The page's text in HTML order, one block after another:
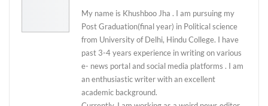
My name is Khushboo Jha . I am pursuing my
Post Graduation(final year) in Political science
from University of Delhi, Hindu College. I have
past 3-4 years experience in writing on various
e- news portal and social media platforms . I am
an enthusiastic writer with an excellent
academic background.